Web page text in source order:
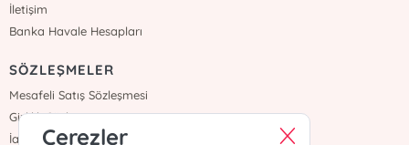
İletişim
Banka Havale Hesapları
SÖZLEŞMELER
Mesafeli Satış Sözleşmesi
Gizlilik Sözleşmesi
İade ve Teslimat
Çerezler